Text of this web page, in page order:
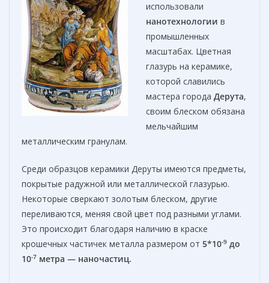
использовали
нанотехнологии в
промышленных
масштабах. Цветная
глазурь на керамике,
которой славились
мастера города Дерута,
своим блеском обязана
мельчайшим
металлическим гранулам.
Среди образцов керамики Деруты имеются предметы,
покрытые радужной или металлической глазурью.
Некоторые сверкают золотым блеском, другие
переливаются, меняя свой цвет под разными углами.
Это происходит благодаря наличию в краске
крошечных частичек металла размером от 5*10-9 до
10-7 метра — наночастиц.